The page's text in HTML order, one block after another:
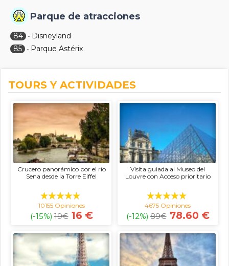
Parque de atracciones
84 - Disneyland
85 - Parque Astérix
TOURS Y ACTIVIDADES
Crucero panorámico por el río
Sena desde la Torre Eiffel
10155 Opiniones
(-15%) 19€ 16 €
Visita guiada al Museo del
Louvre con Acceso prioritario
4675 Opiniones
(-12%) 89€ 78.60 €